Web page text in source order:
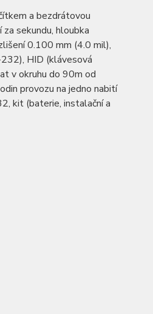
a bezdrátovou
sekundu, hloubka
0.100 mm (4.0 mil),
HID (klávesová
v okruhu do 90m od
provozu na jedno nabití
kit (baterie, instalační a